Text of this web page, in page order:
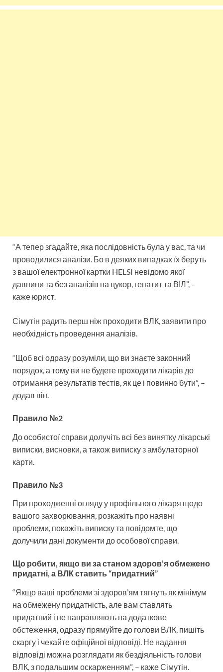
“А тепер згадайте, яка послідовність була у вас, та чи
проводилися аналізи. Бо в деяких випадках їх беруть
з вашої електронної картки HELSI невідомо якої
давнини та без аналізів на цукор, гепатит та ВІЛ”, –
каже юрист.
Сімутін радить перш ніж проходити ВЛК, заявити про
необхідність проведення аналізів.
“Щоб всі одразу розуміли, що ви знаєте законний
порядок, а тому ви не будете проходити лікарів до
отримання результатів тестів, як це і повинно бути”, –
додав він.
Правило №2
До особистої справи долучіть всі без винятку лікарські
виписки, висновки, а також виписку з амбулаторної
карти.
Правило №3
При проходженні огляду у профільного лікаря щодо
вашого захворювання, розкажіть про наявні
проблеми, покажіть виписку та повідомте, що
долучили дані документи до особової справи.
Що робити, якщо ви за станом здоров’я обмежено
придатні, а ВЛК ставить “придатний”
“Якщо ваші проблеми зі здоров’ям тягнуть як мінімум
на обмежену придатність, але вам ставлять
придатний і не направляють на додаткове
обстеження, одразу прямуйте до голови ВЛК, пишіть
скаргу і чекайте офіційної відповіді. Не надання
відповіді можна розглядати як бездіяльність голови
ВЛК, з подальшим оскарженням”, – каже Сімутін.